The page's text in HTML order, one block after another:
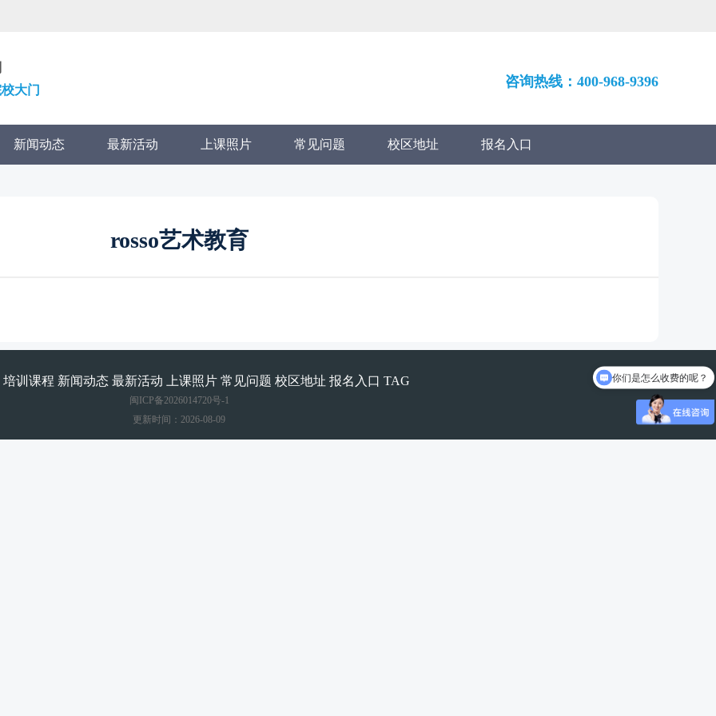
大门
咨询热线：400-968-9396
新闻动态 最新活动 上课照片 常见问题 校区地址 报名入口
rosso艺术教育
培训课程 新闻动态 最新活动 上课照片 常见问题 校区地址 报名入口 TAG
闽ICP备2026014720号-1
更新时间：2026-08-09
你们是怎么收费的呢？